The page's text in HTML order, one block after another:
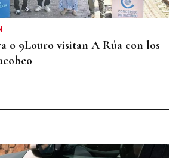
o 9Louro visitan A Rúa con los